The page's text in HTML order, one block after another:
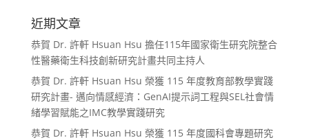
近期文章
恭賀 Dr. 許軒 Hsuan Hsu 擔任115年國家衛生研究院整合
性醫藥衛生科技創新研究計畫共同主持人
恭賀 Dr. 許軒 Hsuan Hsu 榮獲 115 年度教育部教學實踐
研究計畫- 邁向情感經濟：GenAI提示詞工程與SEL社會情
緒學習賦能之IMC教學實踐研究
恭賀 Dr. 許軒 Hsuan Hsu 榮獲 115 年度國科會專題研究